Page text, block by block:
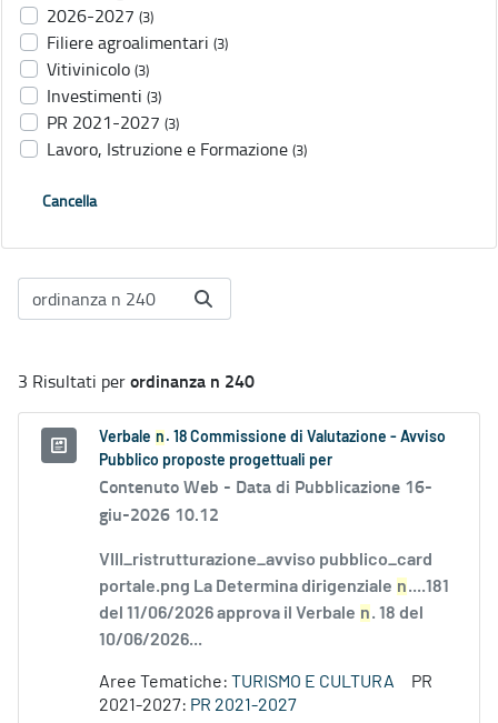
2026-2027 (3)
Filiere agroalimentari (3)
Vitivinicolo (3)
Investimenti (3)
PR 2021-2027 (3)
Lavoro, Istruzione e Formazione (3)
Cancella
3 Risultati perordinanza n 240
Verbale n . 18 Commissione di Valutazione - Avviso
Pubblico proposte progettuali per
Contenuto Web - Data di Pubblicazione 16-
giu-2026 10.12
VIII_ristrutturazione_avviso pubblico_card
portale.png La Determina dirigenziale n....181
del 11/06/2026 approva il Verbale n. 18 del
10/06/2026...
Aree Tematiche: TURISMO E CULTURA
PR
2021-2027: PR 2021-2027